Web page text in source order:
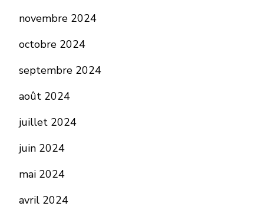
novembre 2024
octobre 2024
septembre 2024
août 2024
juillet 2024
juin 2024
mai 2024
avril 2024